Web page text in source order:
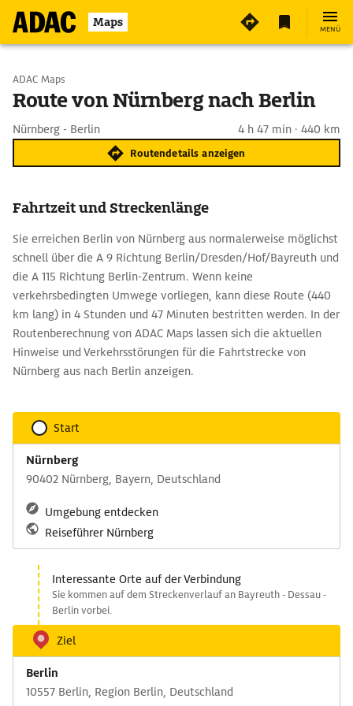
Maps MENÜ
Start wählen
ADAC Maps
Route von Nürnberg nach Berlin
Nürnberg - Berlin 4 h 47 min · 440 km
Routendetails anzeigen
Fahrtzeit und Streckenlänge
Sie erreichen Berlin von Nürnberg aus normalerweise möglichst
schnell über die A 9 Richtung Berlin/Dresden/Hof/Bayreuth und
die A 115 Richtung Berlin-Zentrum. Wenn keine
verkehrsbedingten Umwege vorliegen, kann diese Route (440
km lang) in 4 Stunden und 47 Minuten bestritten werden. In der
Routenberechnung von ADAC Maps lassen sich die aktuellen
Hinweise und Verkehrsstörungen für die Fahrtstrecke von
Nürnberg aus nach Berlin anzeigen.
Start
Nürnberg
90402 Nürnberg, Bayern, Deutschland
Umgebung entdecken
Reiseführer Nürnberg
Interessante Orte auf der Verbindung
Sie kommen auf dem Streckenverlauf an Bayreuth - Dessau -
Berlin vorbei.
Ziel
Berlin
10557 Berlin, Region Berlin, Deutschland